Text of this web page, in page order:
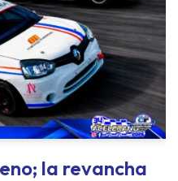
la revancha